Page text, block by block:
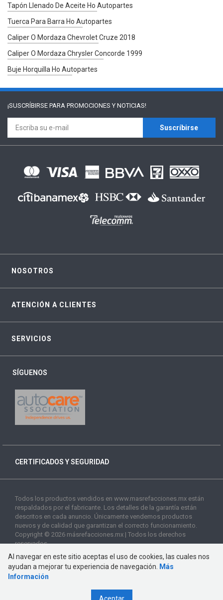
Tapón Llenado De Aceite Ho Autopartes
Tuerca Para Barra Ho Autopartes
Caliper O Mordaza Chevrolet Cruze 2018
Caliper O Mordaza Chrysler Concorde 1999
Buje Horquilla Ho Autopartes
¡SUSCRÍBIRSE PARA PROMOCIONES Y NOTICIAS!
Suscríbirse
NOSOTROS
ATENCIÓN A CLIENTES
SERVICIOS
SÍGUENOS
CERTIFICADOS Y SEGURIDAD
Todos los productos vendidos en www.masrefacciones.mx están
respaldados por el fabricante. Los detalles de la garantía están
descritos en cada anuncio. Únicamente vendemos productos
nuevos y de calidad que garantizan el correcto funcionamiento.
Copyright © 2026 másrefacciones.mx | Todos los derechos
reservados
Al navegar en este sitio aceptas el uso de cookies, las cuales nos
ayudan a mejorar tu experiencia de navegación.
Más
Información